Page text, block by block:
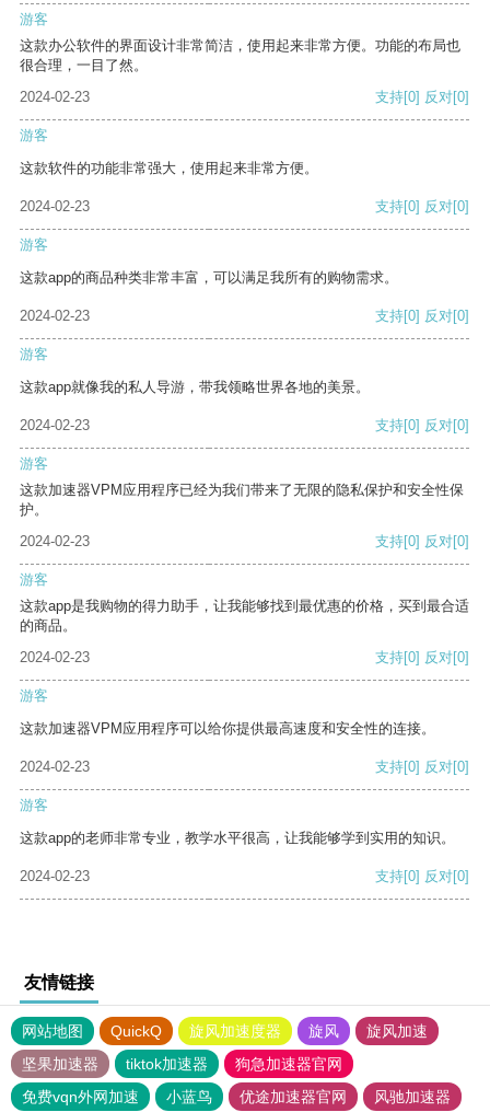
游客
这款办公软件的界面设计非常简洁，使用起来非常方便。功能的布局也
很合理，一目了然。
2024-02-23
支持[0] 反对[0]
游客
这款软件的功能非常强大，使用起来非常方便。
2024-02-23 支持[0] 反对[0]
游客
这款app的商品种类非常丰富，可以满足我所有的购物需求。
2024-02-23 支持[0] 反对[0]
游客
这款app就像我的私人导游，带我领略世界各地的美景。
2024-02-23 支持[0] 反对[0]
游客
这款加速器VPM应用程序已经为我们带来了无限的隐私保护和安全性保
护。
2024-02-23
支持[0] 反对[0]
游客
这款app是我购物的得力助手，让我能够找到最优惠的价格，买到最合适
的商品。
2024-02-23
支持[0] 反对[0]
游客
这款加速器VPM应用程序可以给你提供最高速度和安全性的连接。
2024-02-23 支持[0] 反对[0]
游客
这款app的老师非常专业，教学水平很高，让我能够学到实用的知识。
2024-02-23 支持[0] 反对[0]
友情链接
网站地图 QuickQ 旋风加速度器 旋风
旋风加速
坚果加速器
tiktok加速器
狗急加速器官网
免费vqn外网加速
小蓝鸟 优途加速器官网 风驰加速器